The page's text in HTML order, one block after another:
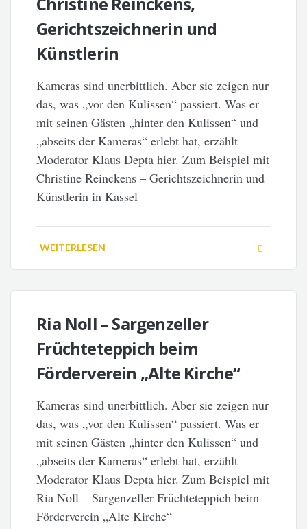
Gerichtszeichnerin und
Künstlerin
Kameras sind unerbittlich. Aber sie zeigen nur
das, was „vor den Kulissen“ passiert. Was er
mit seinen Gästen „hinter den Kulissen“ und
„abseits der Kameras“ erlebt hat, erzählt
Moderator Klaus Depta hier. Zum Beispiel mit
Christine Reinckens – Gerichtszeichnerin und
Künstlerin in Kassel
WEITERLESEN
Ria Noll – Sargenzeller
Früchteteppich beim
Förderverein „Alte Kirche“
Kameras sind unerbittlich. Aber sie zeigen nur
das, was „vor den Kulissen“ passiert. Was er
mit seinen Gästen „hinter den Kulissen“ und
„abseits der Kameras“ erlebt hat, erzählt
Moderator Klaus Depta hier. Zum Beispiel mit
Ria Noll – Sargenzeller Früchteteppich beim
Förderverein „Alte Kirche“